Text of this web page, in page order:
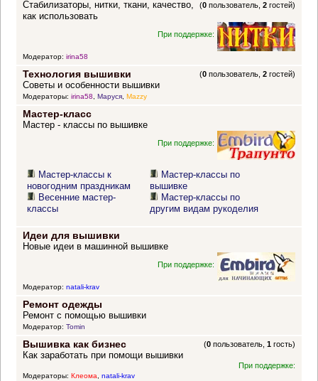
(0 пользователь,2 гостей)
Стабилизаторы, нитки, ткани, качество,
как использовать
При поддержке:
Модератор: irina58
Технология вышивки (0 пользователь,2 гостей)
Советы и особенности вышивки
Модераторы: irina58, Маруся, Mazzy
Мастер-класс
Мастер - классы по вышивке
При поддержке:
Мастер-классы к
новогодним праздникам
Весенние мастер-
классы
Мастер-классы по
вышивке
Мастер-классы по
другим видам рукоделия
Идеи для вышивки
Новые идеи в машинной вышивке
При поддержке:
Модератор: natali-krav
Ремонт одежды
Ремонт с помощью вышивки
Модератор: Tomin
Вышивка как бизнес (0 пользователь,1 гость)
Как заработать при помощи вышивки
При поддержке:
Модераторы: Клеома, natali-krav